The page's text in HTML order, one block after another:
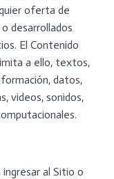
oferta de
desarrollados
El Contenido
a ello, textos,
datos,
videos, sonidos,
ingresar al Sitio o